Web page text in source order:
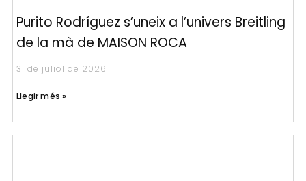
Purito Rodríguez s’uneix a l’univers Breitling
de la mà de MAISON ROCA
31 de juliol de 2026
Llegir més »